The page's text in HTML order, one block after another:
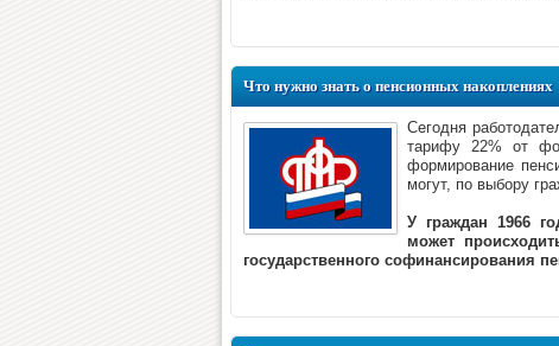
Что нужно знать о пенсионных накоплениях
Сегодня
тарифу 22% от
формирование
могут, по выбору
У граждан 1966
может
государственного софинансирования